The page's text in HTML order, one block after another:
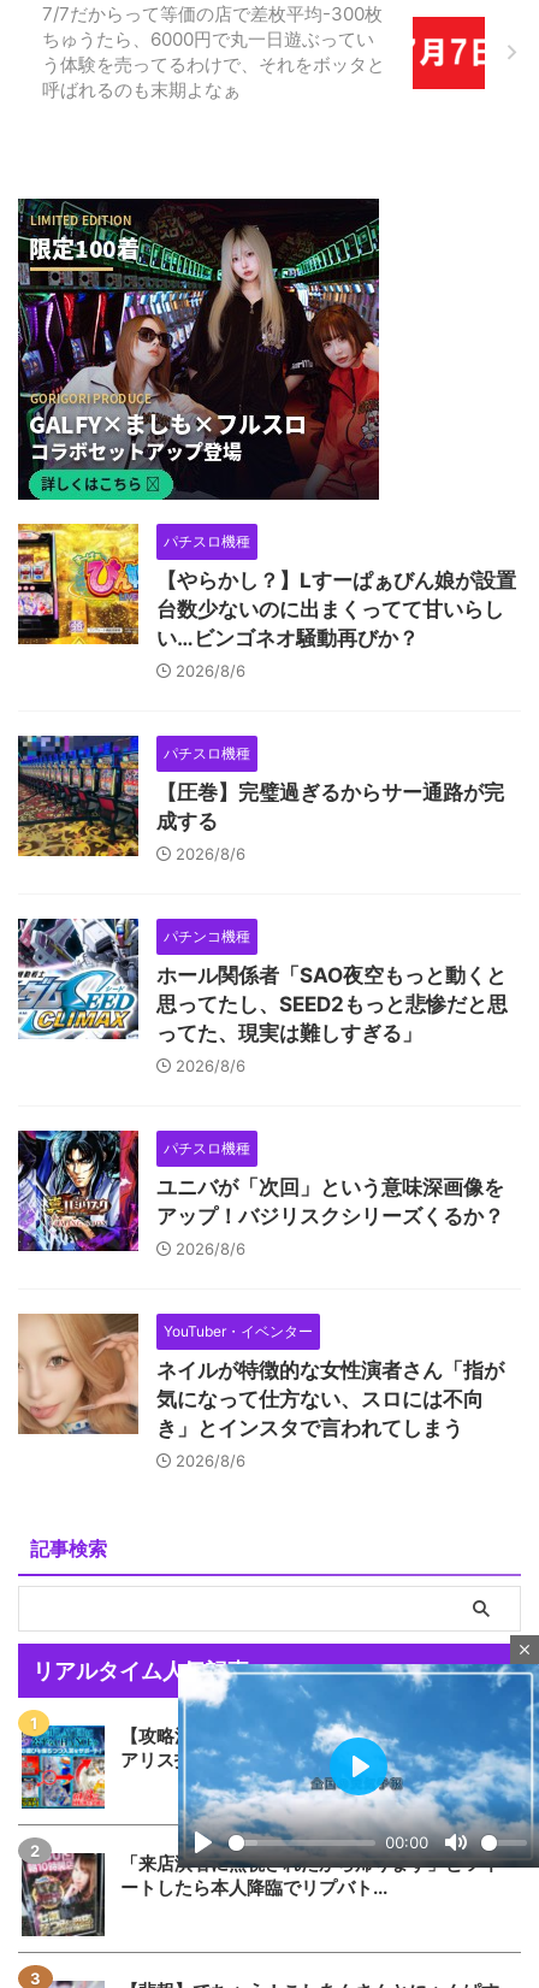
7/7だからって等価の店で差枚平均-300枚
ちゅうたら、6000円で丸一日遊ぶってい
う体験を売ってるわけで、それをボッタと
呼ばれるのも末期よなぁ
パチスロ機種
【やらかし？】Lすーぱぁびん娘が設置
台数少ないのに出まくってて甘いらし
い…ビンゴネオ騒動再びか？
2026/8/6
パチスロ機種
【圧巻】完璧過ぎるからサー通路が完
成する
2026/8/6
パチンコ機種
ホール関係者「SAO夜空もっと動くと
思ってたし、SEED2もっと悲惨だと思
ってた、現実は難しすぎる」
2026/8/6
パチスロ機種
ユニバが「次回」という意味深画像を
アップ！バジリスクシリーズくるか？
2026/8/6
YouTuber・イベンター
ネイルが特徴的な女性演者さん「指が
気になって仕方ない、スロには不向
き」とインスタで言われてしまう
2026/8/6
記事検索
リアルタイム人気記事
【攻略法？】eSAO夜空回転体狙い打ち「SAO
アリス打法」を試した人が...
「来店演者に無視されたから帰ります」とツイ
ートしたら本人降臨でリプバト...
close
P
l
00:00
M
l
a
y